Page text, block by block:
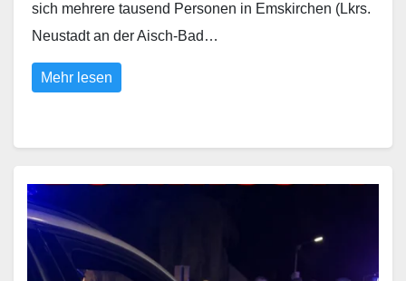
sich mehrere tausend Personen in Emskirchen (Lkrs.
Neustadt an der Aisch-Bad…
Mehr lesen